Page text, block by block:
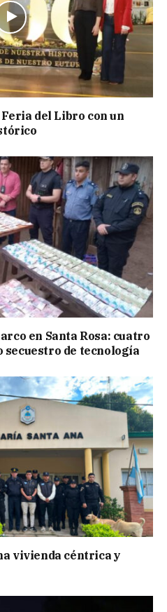
del Libro con un
en Santa Rosa: cuatro
de tecnología
vivienda céntrica y